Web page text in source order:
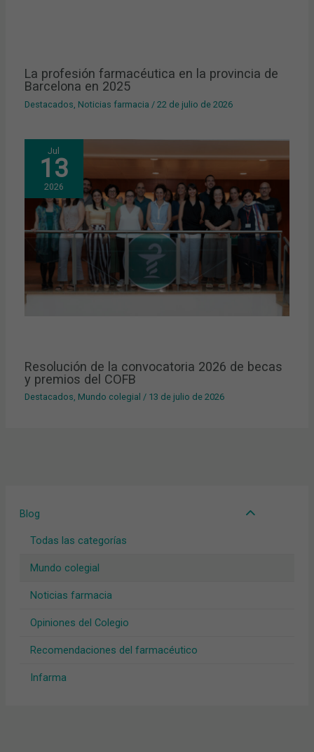
Blog
Todas las categorías
Mundo colegial
Noticias farmacia
Opiniones del Colegio
Recomendaciones del farmacéutico
Infarma
La profesión farmacéutica en la provincia de
Barcelona en 2025
Destacados Noticias farmacia /22 de julio de 2026
Jul
13
2026
Resolución de la convocatoria 2026 de becas
y premios del COFB
Destacados, Mundo colegial / 13 de julio de 2026